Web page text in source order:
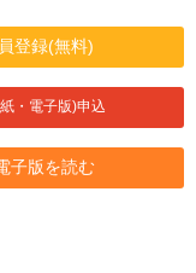
登録(無料)
・電子版)申込
子版を読む